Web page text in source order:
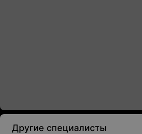
Другие специалисты